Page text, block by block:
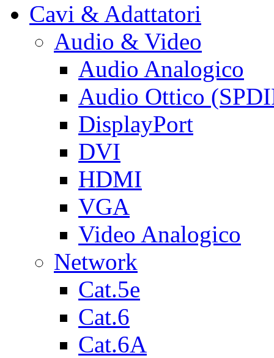
Cavi & Adattatori
Audio & Video
Audio Analogico
Audio Ottico
DisplayPort
DVI
HDMI
VGA
Video Analogico
Network
Cat.5e
Cat.6
Cat.6A